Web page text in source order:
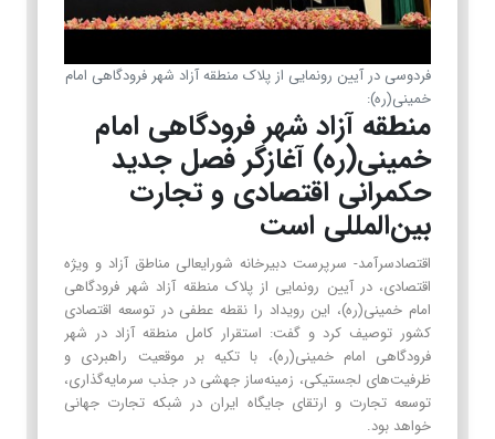
فردوسی در آیین رونمایی از پلاک منطقه آزاد شهر فرودگاهی امام
خمینی(ره):
منطقه آزاد شهر فرودگاهی امام
خمینی(ره) آغازگر فصل جدید
حکمرانی اقتصادی و تجارت
بین‌المللی است
اقتصادسرآمد- سرپرست دبیرخانه شورایعالی مناطق آزاد و ویژه
اقتصادی، در آیین رونمایی از پلاک منطقه آزاد شهر فرودگاهی
امام خمینی(ره)، این رویداد را نقطه عطفی در توسعه اقتصادی
کشور توصیف کرد و گفت: استقرار کامل منطقه آزاد در شهر
فرودگاهی امام خمینی(ره)، با تکیه بر موقعیت راهبردی و
ظرفیت‌های لجستیکی، زمینه‌ساز جهشی در جذب سرمایه‌گذاری،
توسعه تجارت و ارتقای جایگاه ایران در شبکه تجارت جهانی
خواهد بود.